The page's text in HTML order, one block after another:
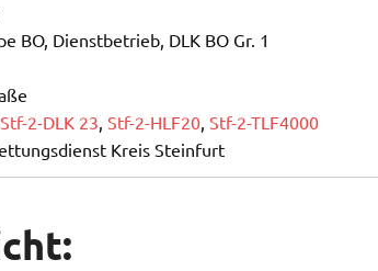
BO, Dienstbetrieb, DLK BO Gr. 1
Stf-2-DLK 23, Stf-2-HLF20, Stf-2-TLF4000
Kreis Steinfurt